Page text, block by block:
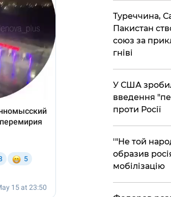
​Туреччина,
Пакистан
союз за
гніві
​У США
введення
проти Росії
​'"Не той
образив
мобілізацію